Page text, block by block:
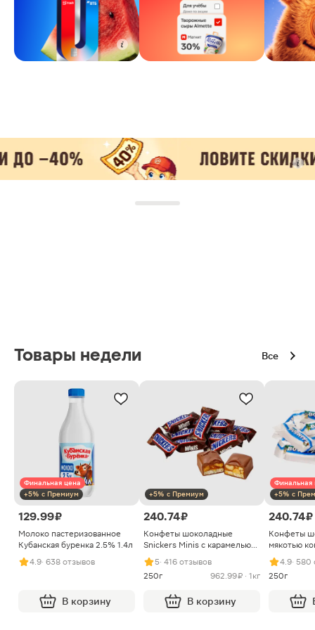
Товары недели Все
Финальная цена
+5% с Премиум
129.99 ₽
Молоко пастеризованное
Кубанская буренка 2.5% 1.4л
4.9· 638 отзывов
В корзину
+5% с Премиум
240.74 ₽
Конфеты шоколадные
Snickers Minis с карамелью
арахисом и нугой
5· 416 отзывов
250г
962.99 ₽ · 1кг
В корзину
Финальная
+5% с
240.74 ₽
Конфеты
мякотью
4.9· 580
250г